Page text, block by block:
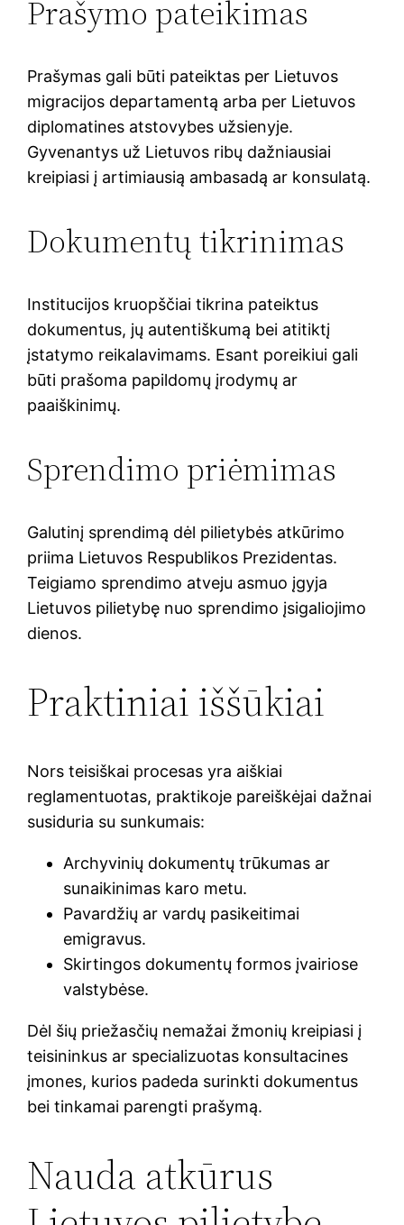
Prašymo pateikimas
Prašymas gali būti pateiktas per Lietuvos
migracijos departamentą arba per Lietuvos
diplomatines atstovybes užsienyje.
Gyvenantys už Lietuvos ribų dažniausiai
kreipiasi į artimiausią ambasadą ar konsulatą.
Dokumentų tikrinimas
Institucijos kruopščiai tikrina pateiktus
dokumentus, jų autentiškumą bei atitiktį
įstatymo reikalavimams. Esant poreikiui gali
būti prašoma papildomų įrodymų ar
paaiškinimų.
Sprendimo priėmimas
Galutinį sprendimą dėl pilietybės atkūrimo
priima Lietuvos Respublikos Prezidentas.
Teigiamo sprendimo atveju asmuo įgyja
Lietuvos pilietybę nuo sprendimo įsigaliojimo
dienos.
Praktiniai iššūkiai
Nors teisiškai procesas yra aiškiai
reglamentuotas, praktikoje pareiškėjai dažnai
susiduria su sunkumais:
Archyvinių dokumentų trūkumas ar
sunaikinimas karo metu.
Pavardžių ar vardų pasikeitimai
emigravus.
Skirtingos dokumentų formos įvairiose
valstybėse.
Dėl šių priežasčių nemažai žmonių kreipiasi į
teisininkus ar specializuotas konsultacines
įmones, kurios padeda surinkti dokumentus
bei tinkamai parengti prašymą.
Nauda atkūrus